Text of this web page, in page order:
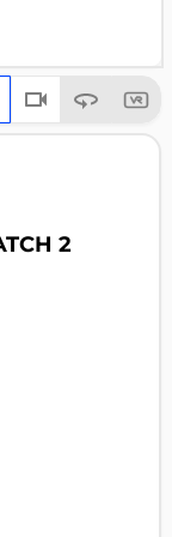
2